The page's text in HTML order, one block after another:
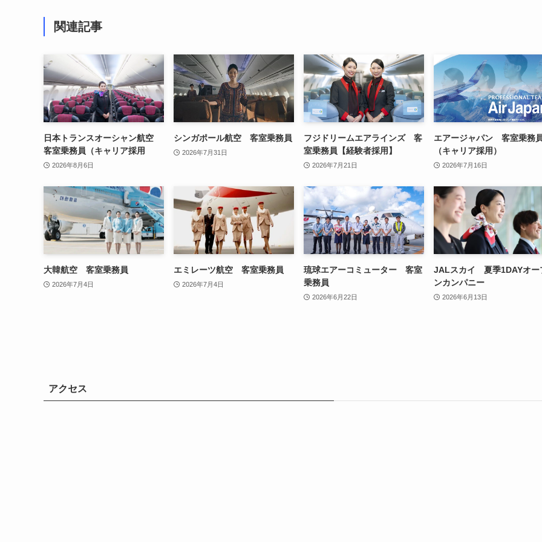
関連記事
日本トランスオーシャン航空
客室乗務員（キャリア採用
2026年8月6日
シンガポール航空 客室乗務員
2026年7月31日
フジドリームエアラインズ 客
室乗務員【経験者採用】
2026年7月21日
エアージャパン 客室乗務
（キャリア採用）
2026年7月16日
大韓航空 客室乗務員
2026年7月4日
エミレーツ航空 客室乗務員
2026年7月4日
琉球エアーコミューター 客室
乗務員
2026年6月22日
JALスカイ 夏季1DAYオー
ンカンパニー
2026年6月13日
アクセス